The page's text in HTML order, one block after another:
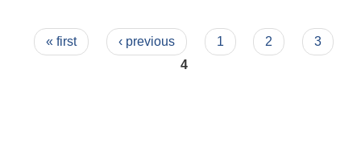
Pages
« first ‹ previous 1 2
3
4